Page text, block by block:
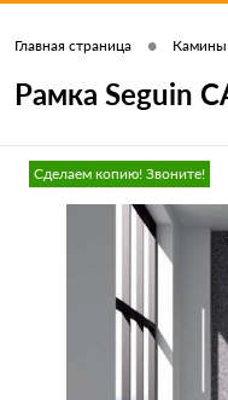
Главная страница • Камины
Рамка Seguin
Сделаем копию! Звоните!